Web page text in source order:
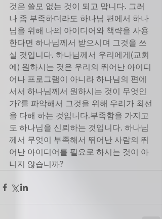
것은 쓸모 없는 것이 되고 맙니다. 그러
나 좀 부족하더라도 하나님 편에서 하나
님을 위해 나의 아이디어와 책략을 사용
한다면 하나님께서 받으시며 그것을 쓰
실 것입니다. 하나님께서 우리에게(교회
에) 원하시는 것은 우리의 뛰어난 아이디
어나 프로그램이 아니라 하나님의 편에
서서 하나님께서 원하시는 것이 무엇인
가?를 파악해서 그것을 위해 우리가 최선
을 다해 하는 것입니다.부족함을 가지고
도 하나님을 신뢰하는 것입니다. 하나님
께서 무엇이 부족해서 뛰어난 사람의 뛰
어난 아이디어를 필요로 하시는 것이 아
니지 않습니까?